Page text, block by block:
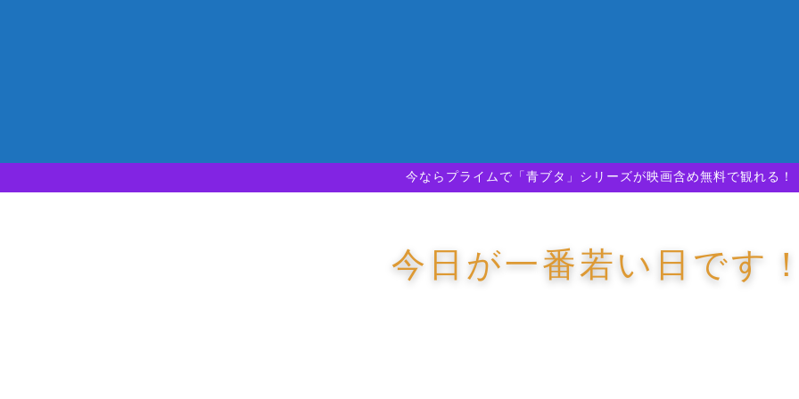
今ならプライムで「青ブタ」シリーズが映画含め無料で観れる！
今日が一番若い日です